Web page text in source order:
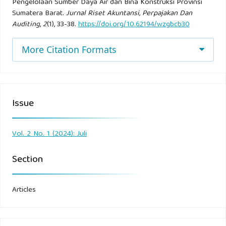
Sarwono, J. (2006). Metode Penelitian Kuantitatif dan
Kualitatif. Yogyakarta: Graha Ilmu.
Sastroatmodjo, S., & Purnairawan, E. (2021). Pengantar
Sugiyono. (2016). Metode Penelitian Kuantitatif, Kualitatif,
R&D. Bandung: IKAPI.
Sugiyono. (2019). Metode Penelitian Kuantitatif, Kualitatif
dan R&D. Bandung: CV Alfabeta.
Sumatera Barat.Jurnal Riset Akuntansi, Perpajakan Dan
Auditing,2(1), 33-38.https://doi.org/10.62194/wzgbcb30
More Citation Formats
Issue
Vol. 2 No. 1 (2024): Juli
Section
Articles